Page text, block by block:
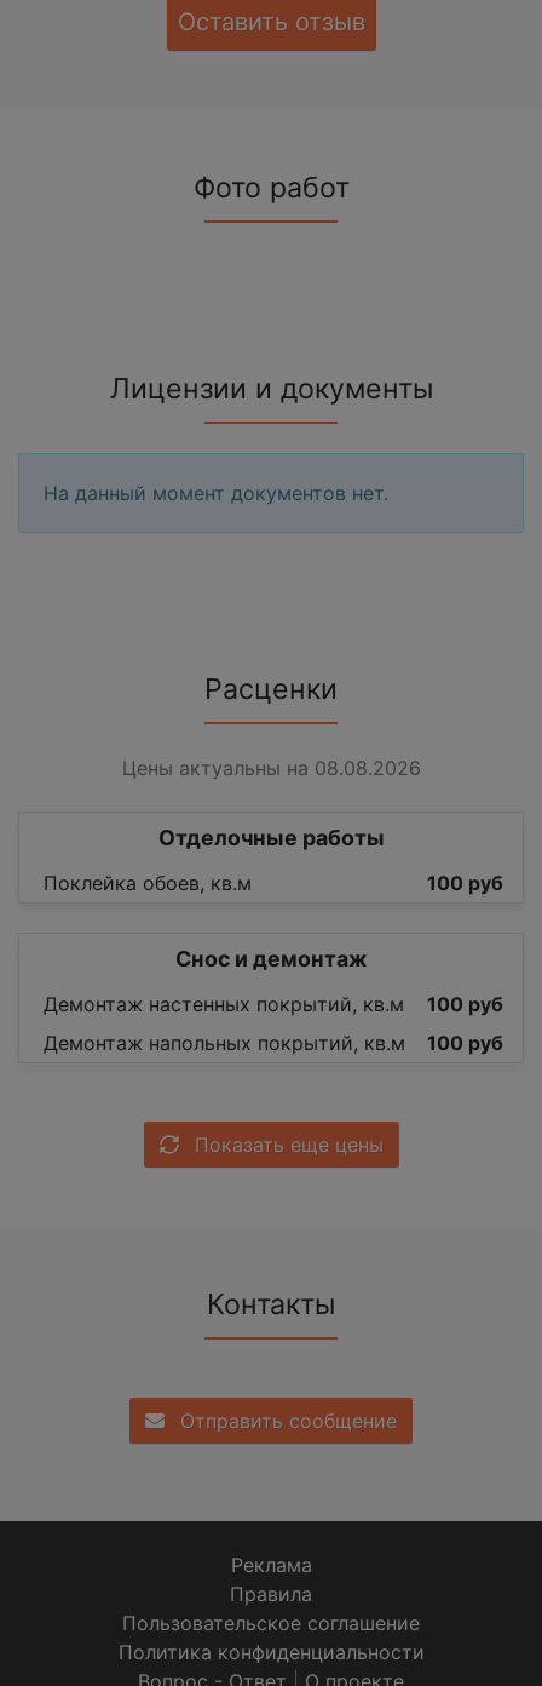
Оставить отзыв
Фото работ
Лицензии и документы
На данный момент документов нет.
Расценки
Цены актуальны на 08.08.2026
Отделочные работы
Поклейка обоев, кв.м 100 руб
Снос и демонтаж
Демонтаж настенных покрытий, кв.м
100 руб
Демонтаж напольных покрытий, кв.м
100 руб
Показать еще цены
Контакты
Отправить сообщение
Реклама
Правила
Пользовательское соглашение
Политика конфиденциальности